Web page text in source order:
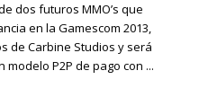
dos futuros MMO’s que
en la Gamescom 2013,
de Carbine Studios y será
P2P de pago con ...